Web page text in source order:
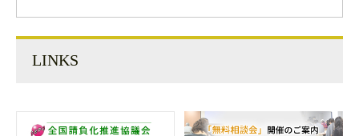
LINKS